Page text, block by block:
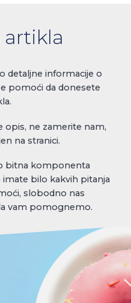
artikla
detaljne informacije o
pomoći da donesete
opis, ne zamerite nam,
na stranici.
bitna komponenta
bilo kakvih pitanja
slobodno nas
vam pomognemo.